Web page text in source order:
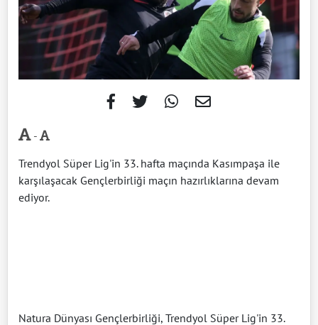
-
Trendyol Süper Lig'in 33. hafta maçında Kasımpaşa ile
karşılaşacak Gençlerbirliği maçın hazırlıklarına devam
ediyor.
Natura Dünyası Gençlerbirliği, Trendyol Süper Lig'in 33.